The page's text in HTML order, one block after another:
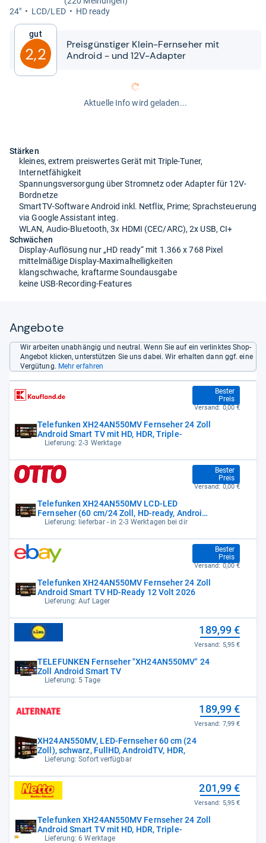
24"
LCD/LED HD ready
Gut
2,2
Preis­güns­ti­ger Klein-​​Fern­se­her mit
Android -​​ und 12V-​​Adap­ter
Aktuelle Info wird geladen...
Stärken
kleines, extrem preiswertes Gerät mit Triple-Tuner,
Internetfähigkeit
Spannungsversorgung über Stromnetz oder Adapter für 12V-
Bordnetze
SmartTV-Software Android inkl. Netflix, Prime; Sprachsteuerung
via Google Assistant integ.
WLAN, Audio-Bluetooth, 3x HDMI (CEC/ARC), 2x USB, CI+
Schwächen
Display-Auflösung nur „HD ready“ mit 1.366 x 768 Pixel
mittelmäßige Display-Maximalhelligkeiten
klangschwache, kraftarme Soundausgabe
keine USB-Recording-Features
Angebote
Wir arbeiten unabhängig und neutral. Wenn Sie auf ein verlinktes Shop-
Angebot klicken, unterstützen Sie uns dabei. Wir erhalten dann ggf. eine
Vergütung. Mehr erfahren
Telefunken XH24AN550MV Fernseher 24 Zoll
Android Smart TV mit HD, HDR, Triple-
Lieferung: 2-3 Werktage
Bester
Preis
189,99 €
Versand: 0,00 €
Telefunken XH24AN550MV LCD-LED
Fernseher (60 cm/24 Zoll, HD-ready, Android
TV,Lieferung: lieferbar - in 2-3 Werktagen bei dir
Bester
Preis
189,99 €
Versand: 0,00 €
Telefunken XH24AN550MV Fernseher 24 Zoll
Android Smart TV HD-Ready 12 Volt 2026
Lieferung: Auf Lager
Bester
Preis
189,99 €
Versand: 0,00 €
TELEFUNKEN Fernseher "XH24AN550MV" 24
Zoll Android Smart TV
Lieferung: 5 Tage
189,99 €
Versand: 5,95 €
XH24AN550MV, LED-Fernseher 60 cm (24
Zoll), schwarz, FullHD, AndroidTV, HDR,
Lieferung: Sofort verfügbar
189,99 €
Versand: 7,99 €
Telefunken XH24AN550MV Fernseher 24 Zoll
Android Smart TV mit HD, HDR, Triple-
Lieferung: 6 Werktage
201,99 €
Versand: 5,95 €